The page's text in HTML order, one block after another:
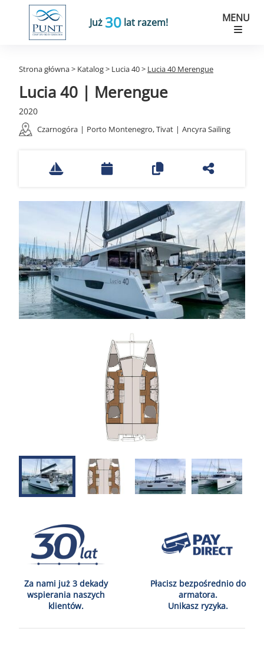
Już 30 lat razem! MENU
Strona główna> Katalog> Lucia 40> Lucia 40 Merengue
Lucia 40 | Merengue
2020
Czarnogóra | Porto Montenegro, Tivat | Ancyra Sailing
Za nami już 3 dekady
wspierania naszych
klientów.
Płacisz bezpośrednio do
armatora.
Unikasz ryzyka.